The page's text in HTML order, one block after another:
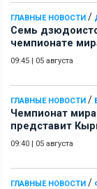
ГЛАВНЫЕ НОВОСТИ /
Семь
чемпионате
09:45 | 05 августа
ГЛАВНЫЕ НОВОСТИ /
Чемпионат
представит
09:40 | 05 августа
ГЛАВНЫЕ НОВОСТИ /